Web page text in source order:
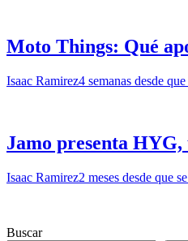
Moto Things: Qué
Isaac Ramirez4 semanas desde
Jamo presenta
Isaac Ramirez2 meses desde que
Buscar